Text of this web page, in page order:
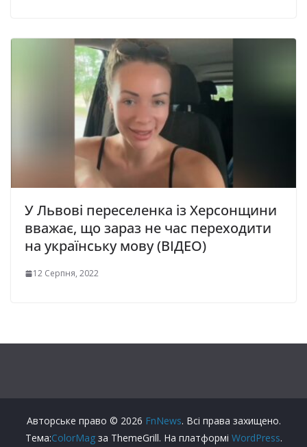
У Львові переселенка із Херсонщини
вважає, що зараз не час переходити
на українську мову (ВІДЕО)
12 Серпня, 2022
Авторське право © 2026 FnNews. Всі права захищено.
Тема:ColorMagза ThemeGrill. На платформі WordPress.